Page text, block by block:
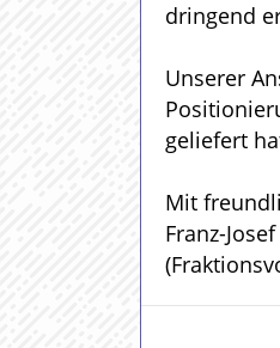
dringend
Unserer
geliefert
Mit
Franz-